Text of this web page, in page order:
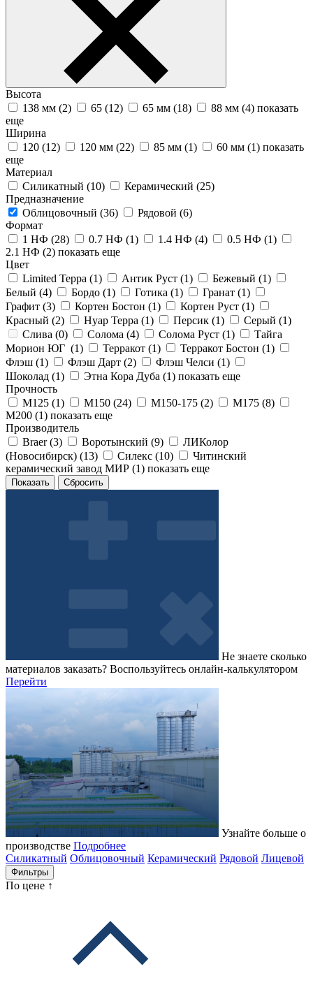
Высота
138 мм (2) 65 (12) 65 мм (18) 88 мм (4) показать
еще
Ширина
120 (12) 120 мм (22) 85 мм (1) 60 мм (1) показать
еще
Материал
Силикатный (10) Керамический (25)
Предназначение
Облицовочный (36) Рядовой (6)
Формат
1 НФ (28) 0.7 НФ (1) 1.4 НФ (4) 0.5 НФ (1)
2.1 НФ (2) показать еще
Цвет
Limited Терра (1) Антик Руст (1) Бежевый (1)
Белый (4) Бордо (1) Готика (1) Гранат (1)
Графит (3) Кортен Бостон (1) Кортен Руст (1)
Красный (2) Нуар Терра (1) Персик (1) Серый (1)
Слива (0) Солома (4) Солома Руст (1)
Тайга
Морион ЮГ (1) Терракот (1) Терракот Бостон (1)
Флэш (1) Флэш Дарт (2) Флэш Челси (1)
Шоколад (1) Этна Кора Дуба (1) показать еще
Прочность
М125 (1) М150 (24) М150-175 (2) М175 (8)
М200 (1) показать еще
Производитель
Braer (3) Воротынский (9)
ЛИКолор
(Новосибирск) (13) Силекс (10)
Читинский
керамический завод МИР (1) показать еще
Не знаете сколько
материалов заказать? Воспользуйтесь онлайн-калькулятором
Перейти
Узнайте больше о
производстве Подробнее
Силикатный Облицовочный Керамический Рядовой Лицевой
Фильтры
По цене ↑